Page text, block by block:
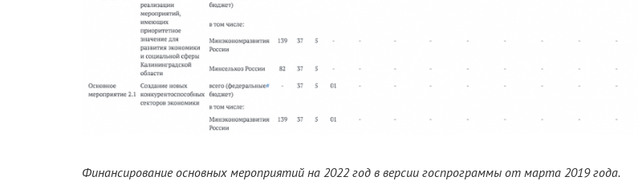
Финансирование основных мероприятий на 2022 год в версии госпрограммы от марта 2019 года.